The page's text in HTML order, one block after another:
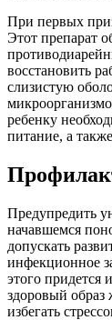
При первых
Этот препарат
восстановить
слизистую
ребенку
питание, а
Предупредить
начавшемся
допускать
инфекционное
этого придется
здоровый образ
избегать